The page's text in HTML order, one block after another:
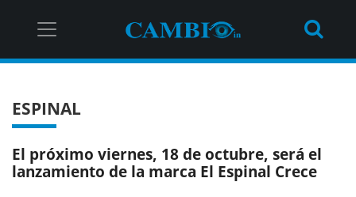
ESPINAL
El próximo viernes, 18 de octubre, será el
lanzamiento de la marca El Espinal Crece